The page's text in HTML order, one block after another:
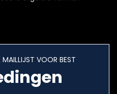
VOOR BEST